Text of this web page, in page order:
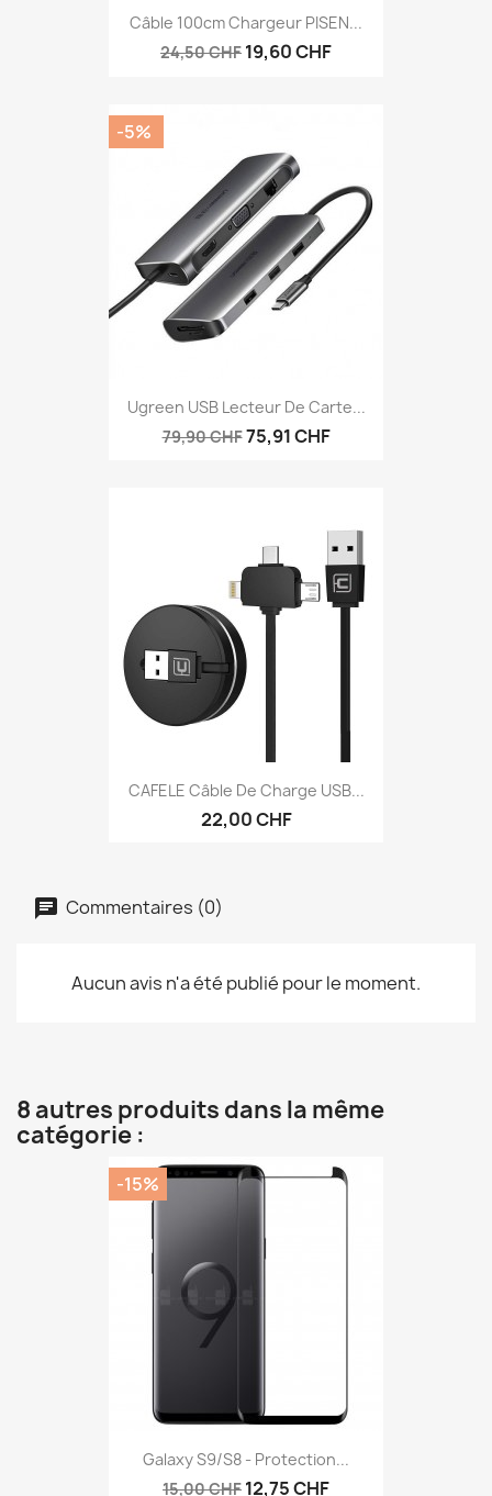
Câble 100cm Chargeur PISEN...
24,50 CHF 19,60 CHF
Ugreen USB Lecteur De Carte...
79,90 CHF75,91 CHF
-5%
CAFELE Câble De Charge USB...
22,00 CHF
Commentaires (0)
Aucun avis n'a été publié pour le moment.
8 autres produits dans la même
catégorie :
Galaxy S9/S8 - Protection...
15,00 CHF 12,75 CHF
-15%